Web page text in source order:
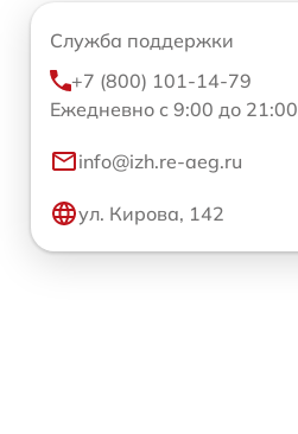
Служба поддержки
+7 (800) 101-14-79
Ежедневно с 9:00 до 21:00
info@izh.re-aeg.ru
ул. Кирова, 142